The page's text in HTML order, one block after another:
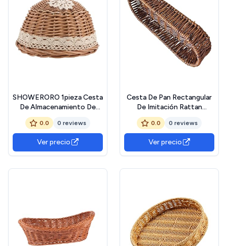
SHOWERORO 1pieza Cesta
De Almacenamiento De
Comida De Rattan Mano
Cubierta Protectora De
Alimentos Para Color
Madera
0.0 0 reviews
Ver precio
Cesta De Pan Rectangular
De Imitación Rattan
Almacenamiento Versátil
para Comidas y Utensilios
Diseño Elegante para
Cocina y Eventos
0.0 0 reviews
Ver precio